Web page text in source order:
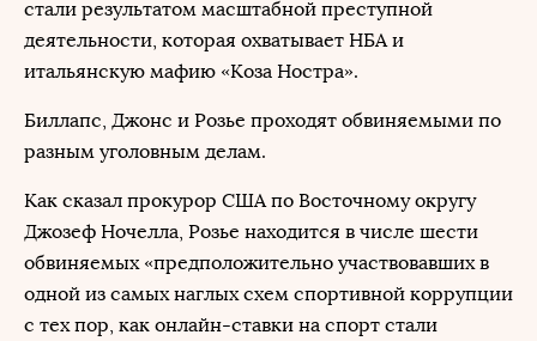
стали результатом масштабной преступной
деятельности, которая охватывает НБА и
итальянскую мафию «Коза Ностра».
Биллапс, Джонс и Розье проходят обвиняемыми по
разным уголовным делам.
Как сказал прокурор США по Восточному округу
Джозеф Ночелла, Розье находится в числе шести
обвиняемых «предположительно участвовавших в
одной из самых наглых схем спортивной коррупции
с тех пор, как онлайн-ставки на спорт стали